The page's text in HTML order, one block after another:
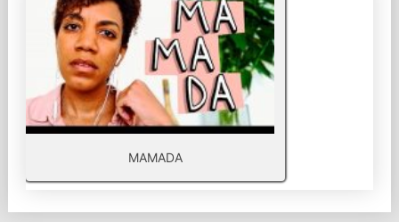
MAMADA